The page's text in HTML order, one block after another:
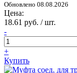
Обновлено 08.08.2026
Цена:
18.61 руб. / шт.
-
+
Купить